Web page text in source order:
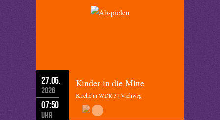
27.06.
2026
07:50
Uhr
Kinder in die Mitte
Kirche in WDR 3 | Viehweg